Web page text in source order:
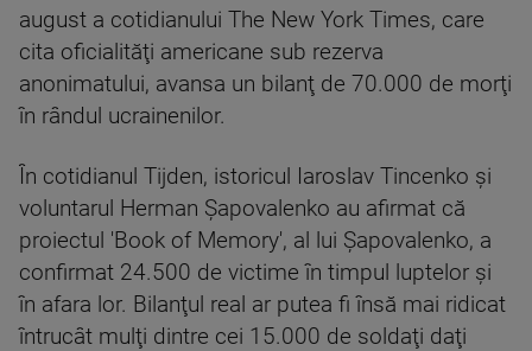
august a cotidianului The New York Times, care
cita oficialităţi americane sub rezerva
anonimatului, avansa un bilanţ de 70.000 de morţi
în rândul ucrainenilor.
În cotidianul Tijden, istoricul Iaroslav Tincenko şi
voluntarul Herman Şapovalenko au afirmat că
proiectul 'Book of Memory', al lui Şapovalenko, a
confirmat 24.500 de victime în timpul luptelor şi
în afara lor. Bilanţul real ar putea fi însă mai ridicat
întrucât mulţi dintre cei 15.000 de soldaţi daţi